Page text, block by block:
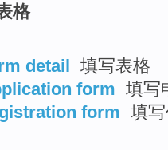
格
detail 填写表格
form 填写
form 填